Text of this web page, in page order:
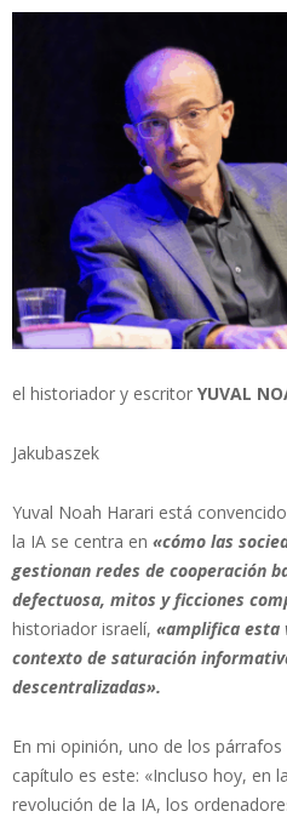
el historiador y escritor YUVAL
Jakubaszek
Yuval Noah Harari está
la IA se centra en «cómo las
gestionan redes de cooperación
defectuosa, mitos y ficciones
historiador israelí, «amplifica esta
contexto de saturación
descentralizadas».
En mi opinión, uno de los
capítulo es este: «Incluso hoy, en
revolución de la IA, los